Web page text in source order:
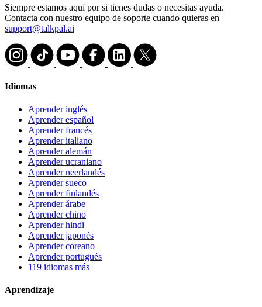
Siempre estamos aquí por si tienes dudas o necesitas ayuda.
Contacta con nuestro equipo de soporte cuando quieras en
support@talkpal.ai
Idiomas
Aprender inglés
Aprender español
Aprender francés
Aprender italiano
Aprender alemán
Aprender ucraniano
Aprender neerlandés
Aprender sueco
Aprender finlandés
Aprender árabe
Aprender chino
Aprender hindi
Aprender japonés
Aprender coreano
Aprender portugués
119 idiomas más
Aprendizaje